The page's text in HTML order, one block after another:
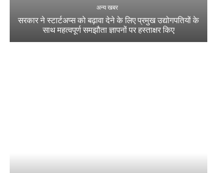
अन्य खबर
सरकार ने स्टार्टअप्‍स को बढ़ावा देने के लिए प्रमुख उद्योगपतियों के
साथ महत्‍वपूर्ण समझौता ज्ञापनों पर हस्‍ताक्षर किए